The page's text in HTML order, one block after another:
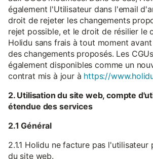
également l'Utilisateur dans l'email
droit de rejeter les changements
rejet possible, et le droit de résilier le
Holidu sans frais à tout moment
des changements proposés. Les
également disponibles comme un
contrat mis à jour à https://
2. Utilisation du site web, compte
étendue des services
2.1 Général
2.1.1 Holidu ne facture pas
du site web.